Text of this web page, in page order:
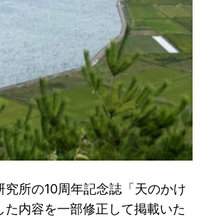
究所の10周年記念誌「天のかけ
た内容を一部修正して掲載いた